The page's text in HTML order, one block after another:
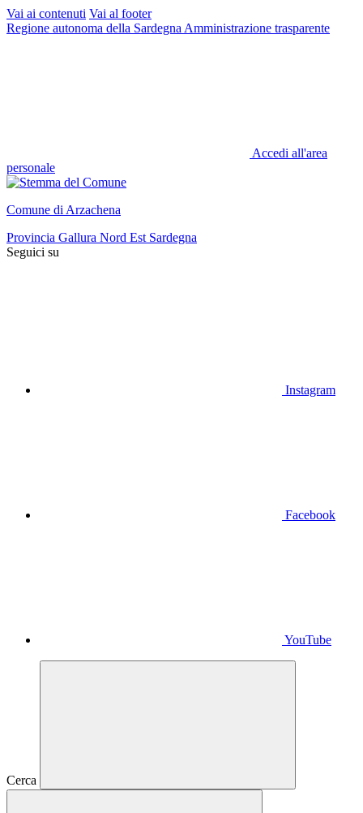
Vai ai contenuti Vai al footer
Regione autonoma della Sardegna Amministrazione trasparente
Accedi all'area
personale
Comune di Arzachena
Provincia Gallura Nord Est Sardegna
Seguici su
Instagram
Facebook
YouTube
Cerca